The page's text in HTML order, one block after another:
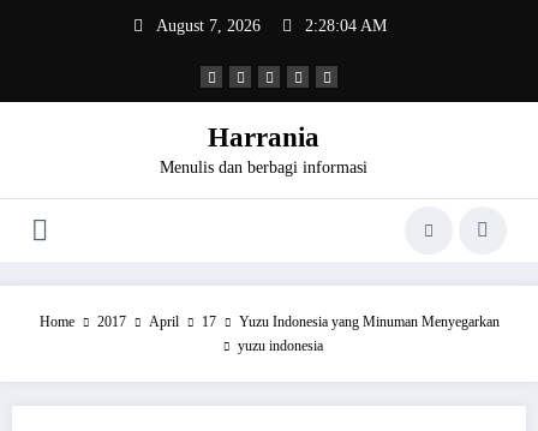
August 7, 2026 2:28:04 AM
Harrania
Menulis dan berbagi informasi
Home 2017 April 17
Yuzu Indonesia yang Minuman Menyegarkan
yuzu indonesia